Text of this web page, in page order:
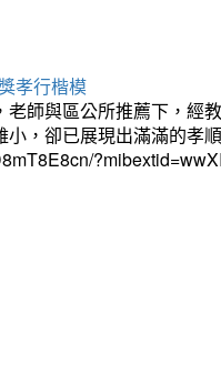
孝行楷模
師與區公所推薦下，經
，卻已展現出滿滿的孝